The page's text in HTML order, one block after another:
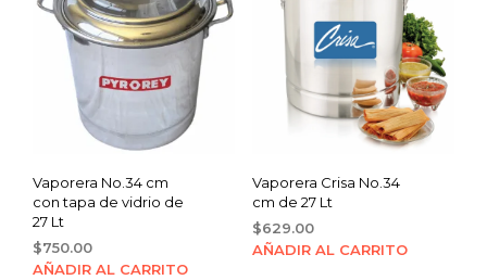
Vaporera No.34 cm
con tapa de vidrio de
27 Lt
$750.00
AÑADIR AL CARRITO
Vaporera Crisa No.34
cm de 27 Lt
$629.00
AÑADIR AL CARRITO